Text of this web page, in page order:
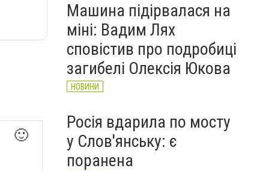
🙂
Машина підірвалася на
міні: Вадим Лях
сповістив про подробиці
загибелі Олексія Юкова
НОВИНИ
Росія вдарила по мосту
у Слов'янську: є
поранена